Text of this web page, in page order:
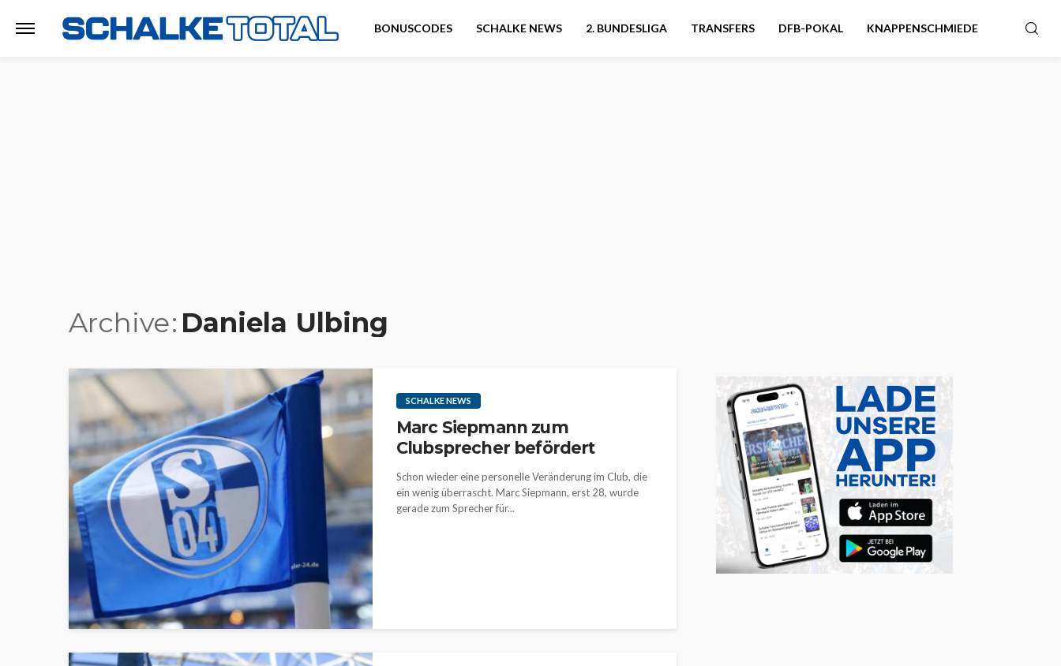
BONUSCODES SCHALKE NEWS 2. BUNDESLIGA TRANSFERS DFB-POKAL KNAPPENSCHMIEDE
Archive Daniela Ulbing
SCHALKE NEWS
Marc Siepmann zum
Clubsprecher befördert
Schon wieder eine personelle Veränderung im Club, die
ein wenig überrascht. Marc Siepmann, erst 28, wurde
gerade zum Sprecher für...